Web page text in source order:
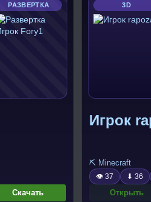
РАЗВЕРТКА
Скачать
3D
Игрок
⛏️ Minecraft
👁 37 ⬇ 36
Открыть